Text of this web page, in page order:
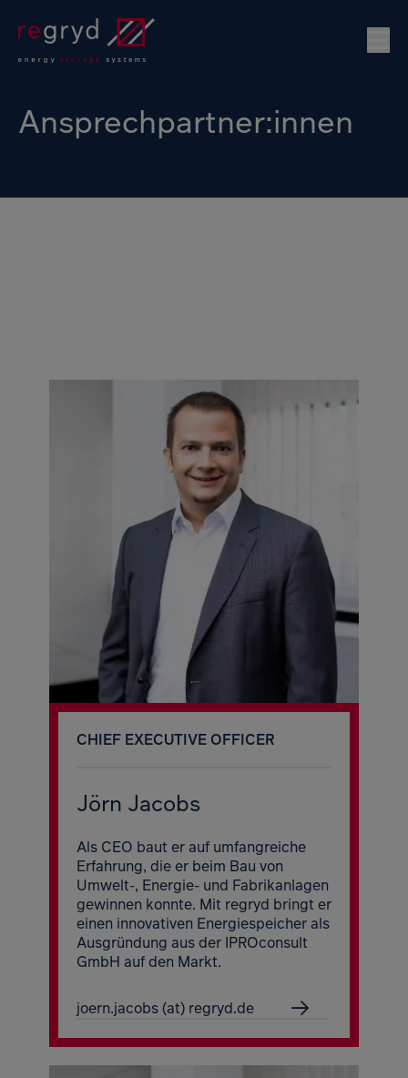
Ansprechpartner:innen
CHIEF EXECUTIVE OFFICER
Jörn Jacobs
Als CEO baut er auf umfangreiche
Erfahrung, die er beim Bau von
Umwelt-, Energie- und Fabrikanlagen
gewinnen konnte. Mit regryd bringt er
einen innovativen Energiespeicher als
Ausgründung aus der IPROconsult
GmbH auf den Markt.
joern.jacobs (at) regryd.de